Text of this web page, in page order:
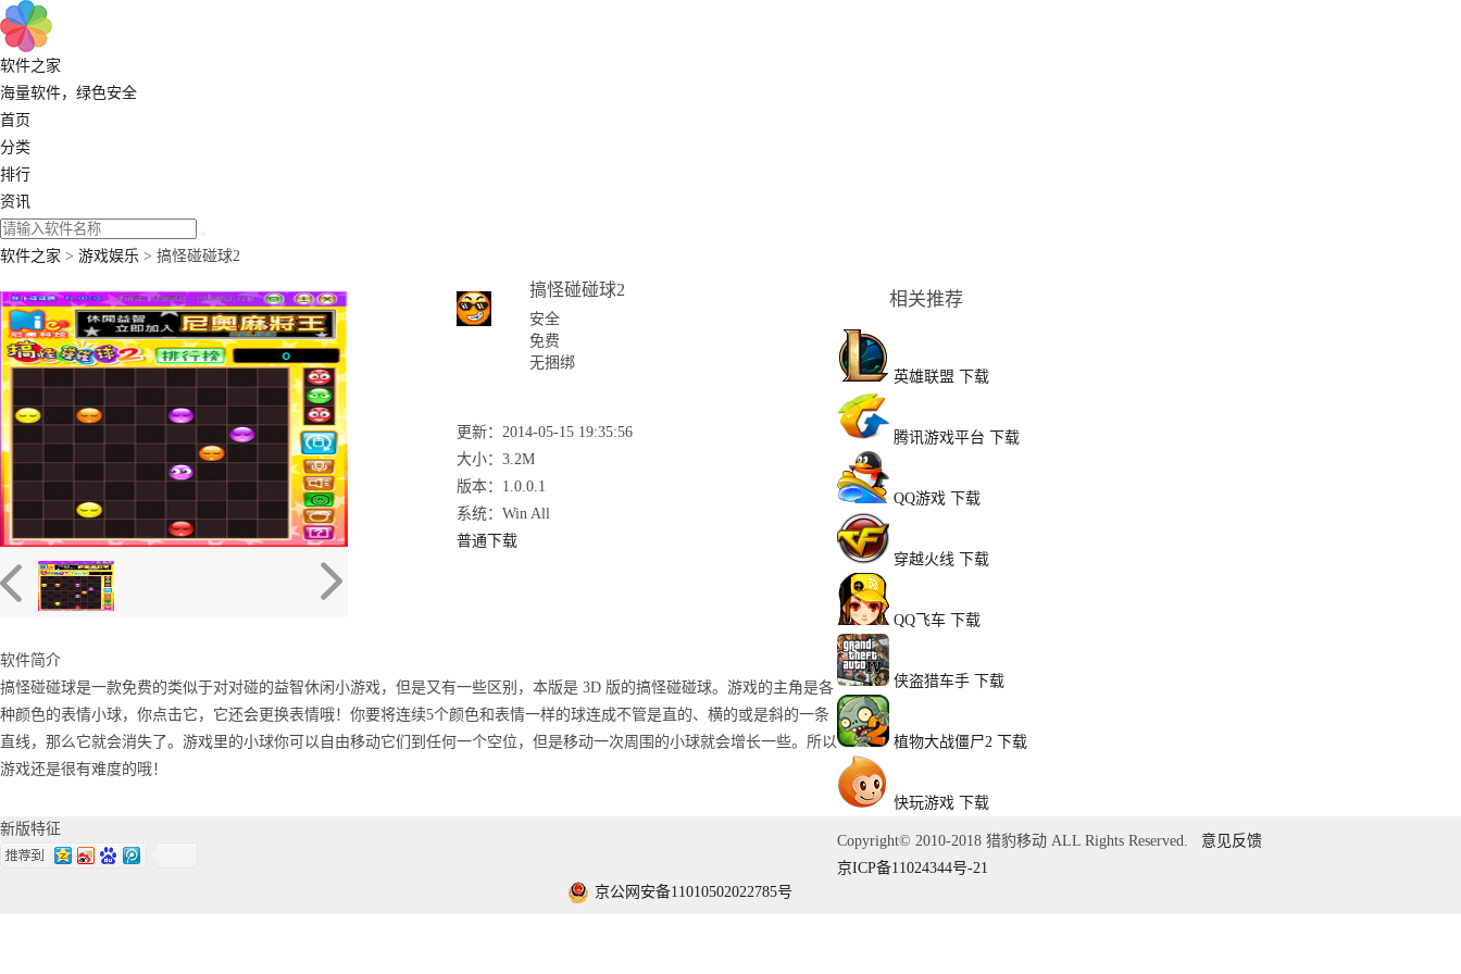
软件之家
海量软件，绿色安全
首页
分类
排行
资讯
软件之家 > 游戏娱乐 > 搞怪碰碰球2
搞怪碰碰球2
安全
免费
无捆绑
更新：2014-05-15 19:35:56
大小：3.2M
版本：1.0.0.1
系统：Win All
普通下载
软件简介
搞怪碰碰球是一款免费的类似于对对碰的益智休闲小游戏，但是又有一些区别，本版是 3D 版的搞怪碰碰球。游戏的主角是各
种颜色的表情小球，你点击它，它还会更换表情哦！你要将连续5个颜色和表情一样的球连成不管是直的、横的或是斜的一条
直线，那么它就会消失了。游戏里的小球你可以自由移动它们到任何一个空位，但是移动一次周围的小球就会增长一些。所以
游戏还是很有难度的哦！
新版特征
相关推荐
英雄联盟 下载
腾讯游戏平台 下载
QQ游戏 下载
穿越火线 下载
QQ飞车 下载
侠盗猎车手 下载
植物大战僵尸2 下载
快玩游戏 下载
Copyright© 2010-2018 猎豹移动 ALL Rights Reserved. 意见反馈
京ICP备11024344号-21
京公网安备11010502022785号